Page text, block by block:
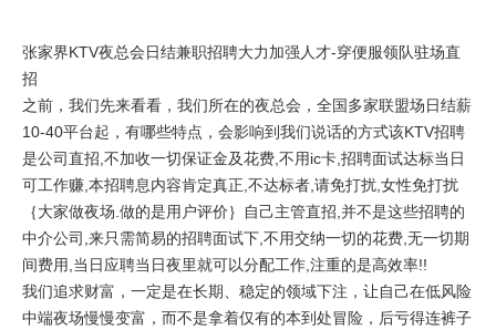
张家界KTV夜总会日结兼职招聘大力加强人才-穿便服领队驻场直
招
之前，我们先来看看，我们所在的夜总会，全国多家联盟场日结薪
10-40平台起，有哪些特点，会影响到我们说话的方式该KTV招聘
是公司直招,不加收一切保证金及花费,不用ic卡,招聘面试达标当日
可工作赚,本招聘息内容肯定真正,不达标者,请免打扰,女性免打扰
｛大家做夜场.做的是用户评价｝自己主管直招,并不是这些招聘的
中介公司,来只需简易的招聘面试下,不用交纳一切的花费,无一切期
间费用,当日应聘当日夜里就可以分配工作,注重的是高效率!!
我们追求财富，一定是在长期、稳定的领域下注，让自己在低风险
中端夜场慢慢变富，而不是拿着仅有的本到处冒险，后亏得连裤子